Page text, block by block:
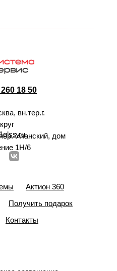
18 50
вн.тер.г.
Уланский, дом
1Н/6
Актион 360
Получить подарок
Контакты